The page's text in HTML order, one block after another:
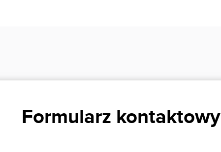
Formularz kontaktowy